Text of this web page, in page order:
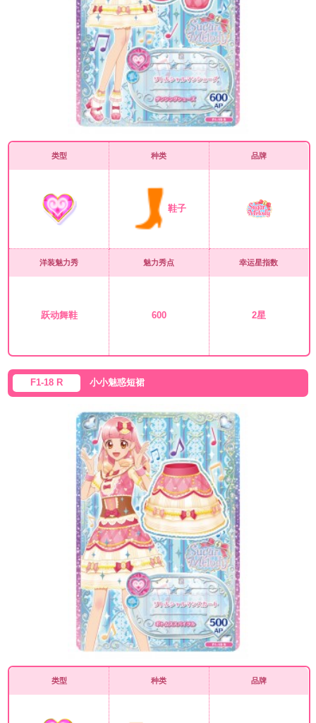
类型 种类
鞋子
品牌
洋装魅力秀
跃动舞鞋
魅力秀点
600
幸运星指数
2星
F1-18 R 小小魅惑短裙
类型 种类 品牌